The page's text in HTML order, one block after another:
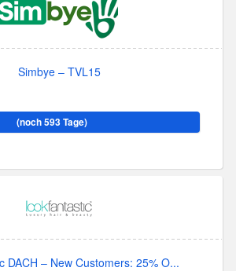
Simbye – TVL15
(noch 593 Tage)
DACH – New Customers: 25% O...